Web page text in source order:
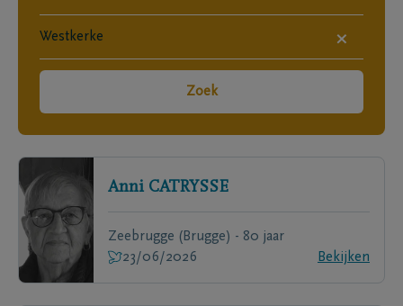
×
Zoek
Anni CATRYSSE
Zeebrugge (Brugge) - 80 jaar
23/06/2026
Bekijken